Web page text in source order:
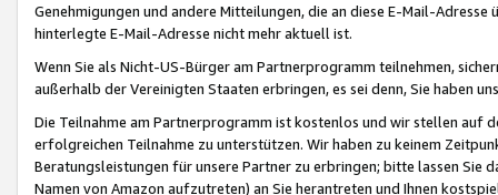
Genehmigungen und andere Mitteilungen, die an diese E-Mail-
hinterlegte E-Mail-Adresse nicht mehr aktuell ist.
Wenn Sie als Nicht-US-Bürger am Partnerprogramm teilnehmen,
außerhalb der Vereinigten Staaten erbringen, es sei denn, Sie haben
Die Teilnahme am Partnerprogramm ist kostenlos und wir stellen auf
erfolgreichen Teilnahme zu unterstützen. Wir haben zu keinem
Beratungsleistungen für unsere Partner zu erbringen; bitte lassen Sie
Namen von Amazon aufzutreten) an Sie herantreten und Ihnen